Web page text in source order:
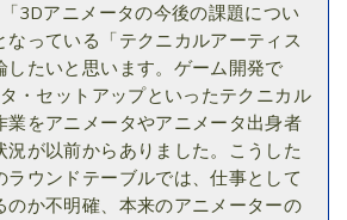
3Dアニメータの今後の課題につい
なっている「テクニカルアーティス
したいと思います。ゲーム開発で
・セットアップといったテクニカル
業をアニメータやアニメータ出身者
況が以前からありました。こうした
ラウンドテーブルでは、仕事として
のか不明確、本来のアニメーターの